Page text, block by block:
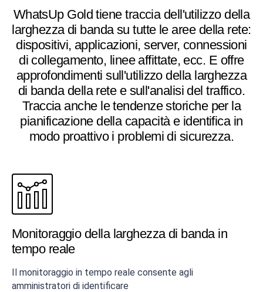
WhatsUp Gold tiene traccia dell'utilizzo della
larghezza di banda su tutte le aree della rete:
dispositivi, applicazioni, server, connessioni
di collegamento, linee affittate, ecc. E offre
approfondimenti sull'utilizzo della larghezza
di banda della rete e sull'analisi del traffico.
Traccia anche le tendenze storiche per la
pianificazione della capacità e identifica in
modo proattivo i problemi di sicurezza.
Monitoraggio della larghezza di banda in
tempo reale
Il monitoraggio in tempo reale consente agli
amministratori di identificare